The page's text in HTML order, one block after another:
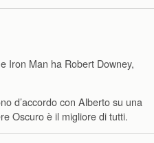
Iron Man ha Robert Downey,
d’accordo con Alberto su una
Oscuro è il migliore di tutti.